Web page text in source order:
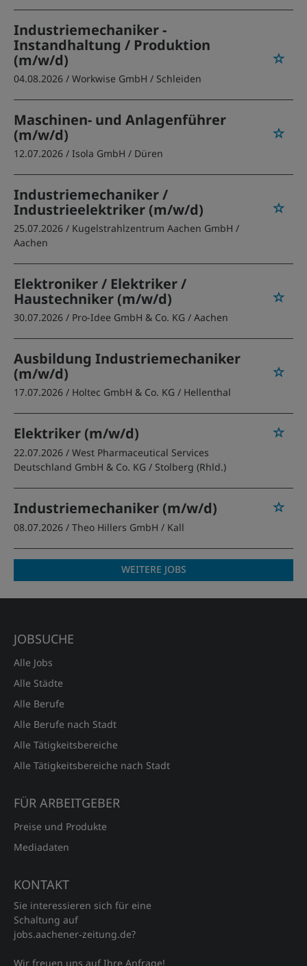
Industriemechaniker -
Instandhaltung / Produktion
(m/w/d)
04.08.2026 / Workwise GmbH / Schleiden
Maschinen- und Anlagenführer
(m/w/d)
12.07.2026 / Isola GmbH / Düren
Industriemechaniker /
Industrieelektriker (m/w/d)
25.07.2026 / Kugelstrahlzentrum Aachen GmbH /
Aachen
Elektroniker / Elektriker /
Haustechniker (m/w/d)
30.07.2026 / Pro-Idee GmbH & Co. KG / Aachen
Ausbildung Industriemechaniker
(m/w/d)
17.07.2026 / Holtec GmbH & Co. KG / Hellenthal
Elektriker (m/w/d)
22.07.2026 / West Pharmaceutical Services
Deutschland GmbH & Co. KG / Stolberg (Rhld.)
Industriemechaniker (m/w/d)
08.07.2026 / Theo Hillers GmbH / Kall
WEITERE JOBS
JOBSUCHE
Alle Jobs
Alle Städte
Alle Berufe
Alle Berufe nach Stadt
Alle Tätigkeitsbereiche
Alle Tätigkeitsbereiche nach Stadt
FÜR ARBEITGEBER
Preise und Produkte
Mediadaten
KONTAKT
Sie interessieren sich für eine
Schaltung auf
jobs.aachener‑zeitung.de?
Wir freuen uns auf Ihre Anfrage!